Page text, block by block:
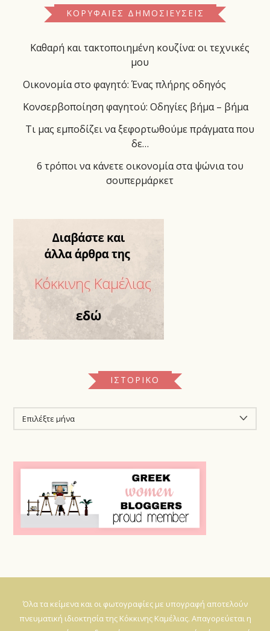
ΚΟΡΥΦΑΊΕΣ ΔΗΜΟΣΙΕΎΣΕΙΣ
Καθαρή και τακτοποιημένη κουζίνα: οι τεχνικές
μου
Οικονομία στο φαγητό: Ένας πλήρης οδηγός
Κονσερβοποίηση φαγητού: Οδηγίες βήμα – βήμα
Τι μας εμποδίζει να ξεφορτωθούμε πράγματα που
δε…
6 τρόποι να κάνετε οικονομία στα ψώνια του
σουπερμάρκετ
ΙΣΤΟΡΙΚΌ
ΙΣΤΟΡΙΚΌ
Όλα τα κείμενα και οι φωτογραφίες με υπογραφή αποτελούν
πνευματική ιδιοκτησία της Κόκκινης Καμέλιας. Απαγορεύεται η